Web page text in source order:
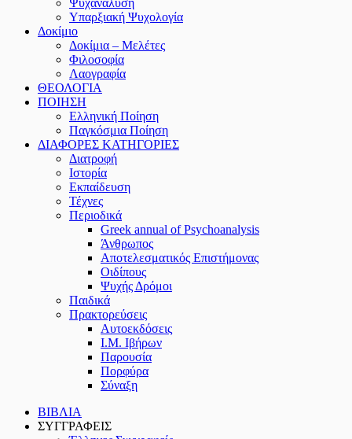
Υπαρξιακή Ψυχολογία
Δοκίμιο
Δοκίμια – Μελέτες
Φιλοσοφία
Λαογραφία
ΘΕΟΛΟΓΙΑ
ΠΟΙΗΣΗ
Ελληνική Ποίηση
Παγκόσμια Ποίηση
ΔΙΑΦΟΡΕΣ ΚΑΤΗΓΟΡΙΕΣ
Διατροφή
Ιστορία
Εκπαίδευση
Τέχνες
Περιοδικά
Greek annual of Psychoanalysis
Άνθρωπος
Αποτελεσματικός Επιστήμονας
Οιδίπους
Ψυχής Δρόμοι
Παιδικά
Πρακτoρεύσεις
Αυτοεκδόσεις
Ι.Μ. Ιβήρων
Παρουσία
Πορφύρα
Σύναξη
ΒΙΒΛΙΑ
ΣΥΓΓΡΑΦΕΙΣ